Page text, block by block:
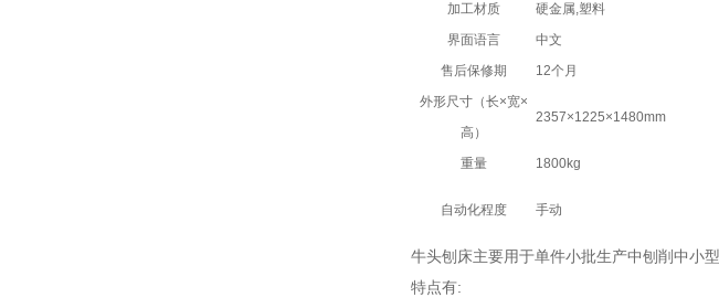
加工材质 硬金属,塑料
界面语言
中文
售后保修期
12个月
外形尺寸（长×宽×
高）
2357×1225×1480mm
重量 1800kg
自动化程度 手动
牛头刨床主要用于单件小批生产中刨削中小
特点有: